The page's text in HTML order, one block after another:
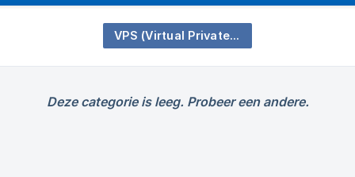
VPS (Virtual Private Servers)
Deze categorie is leeg. Probeer een andere.